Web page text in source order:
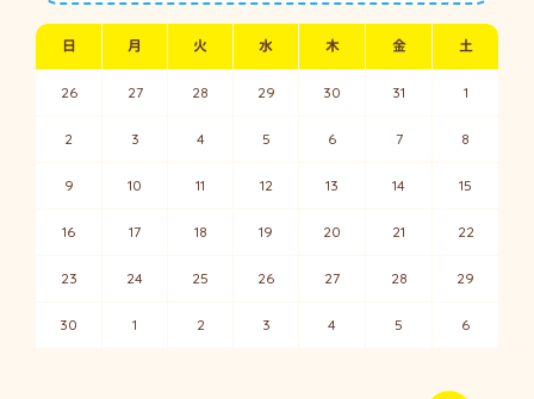
日 月 火 水 木 金 土
26 27 28 29 30 31 1
2 3 4 5 6 7 8
9 10 11 12 13 14 15
16 17 18 19 20 21 22
23 24 25 26 27 28 29
30 1 2 3 4 5 6